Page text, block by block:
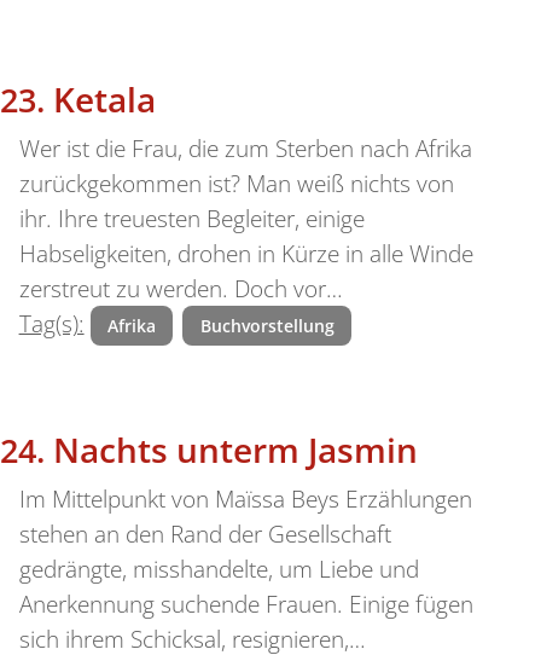
Ketala
Wer ist die Frau, die zum Sterben nach Afrika
zurückgekommen ist? Man weiß nichts von
ihr. Ihre treuesten Begleiter, einige
Habseligkeiten, drohen in Kürze in alle Winde
zerstreut zu werden. Doch vor…
Tag(s):
Afrika Buchvorstellung
Nachts unterm Jasmin
Im Mittelpunkt von Maïssa Beys Erzählungen
stehen an den Rand der Gesellschaft
gedrängte, misshandelte, um Liebe und
Anerkennung suchende Frauen. Einige fügen
sich ihrem Schicksal, resignieren,…